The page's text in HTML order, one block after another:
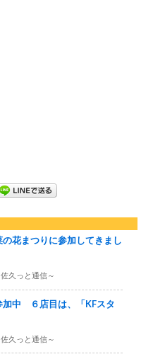
花まつりに参加してきまし
久っと通信～
加中 ６店目は、「KFスタ
久っと通信～